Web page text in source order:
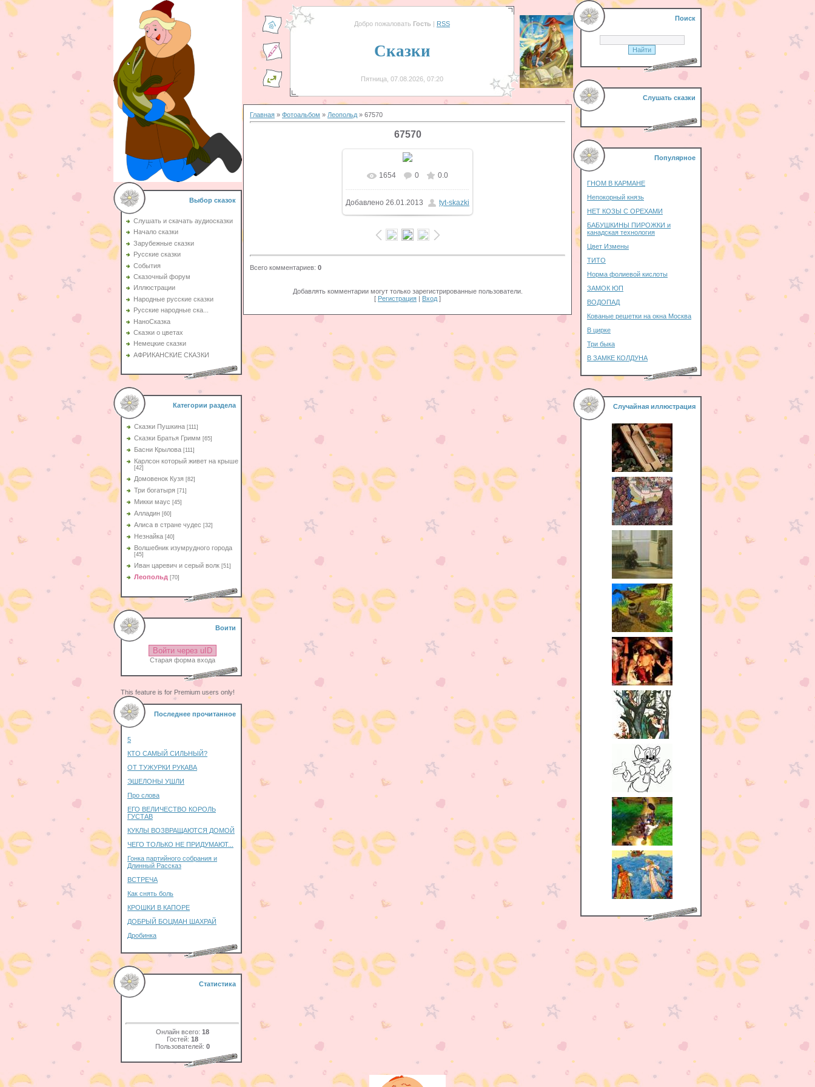
Выбор сказок
Слушать и скачать аудиосказки
Начало сказки
Зарубежные сказки
Русские сказки
События
Сказочный форум
Иллюстрации
Народные русские сказки
Русские народные ска...
НаноСказка
Сказки о цветах
Немецкие сказки
АФРИКАНСКИЕ СКАЗКИ
Категории раздела
Сказки Пушкина [111]
Сказки Братья Гримм [65]
Басни Крылова [111]
Карлсон который живет на крыше
[42]
Домовенок Кузя [82]
Три богатыря [71]
Микки маус [45]
Алладин [60]
Aлиса в стране чудес [32]
Незнайка [40]
Волшебник изумрудного города
[45]
Иван царевич и серый волк [51]
Леопольд [70]
Воити
Войти через uID
Старая форма входа
This feature is for Premium users only!
Последнее прочитанное
5
КТО САМЫЙ СИЛЬНЫЙ?
ОТ ТУЖУРКИ РУКАВА
ЭШЕЛОНЫ УШЛИ
Про слова
ЕГО ВЕЛИЧЕСТВО КОРОЛЬ
ГУСТАВ
КУКЛЫ ВОЗВРАЩАЮТСЯ ДОМОЙ
ЧЕГО ТОЛЬКО НЕ ПРИДУМАЮТ...
Гонка партийного собрания и
Длинный Рассказ
ВСТРЕЧА
Как снять боль
КРОШКИ В КАПОРЕ
ДОБРЫЙ БОЦМАН ШАХРАЙ
Дробинка
Статистика
Онлайн всего: 18
Гостей: 18
Пользователей: 0
Добро пожаловать Гость | RSS
Сказки
Пятница, 07.08.2026, 07:20
Главная » Фотоальбом » Леопольд » 67570
67570
1654 0 0.0
Добавлено 26.01.2013 tyt-skazki
Всего комментариев: 0
Добавлять комментарии могут только зарегистрированные пользователи.
[ Регистрация | Вход ]
Поиск
Слушать сказки
Популярное
ГНОМ В КАРМАНЕ
Непокорный князь
НЕТ КОЗЫ С ОРЕХАМИ
БАБУШКИНЫ ПИРОЖКИ и
канадская технология
Цвет Измены
ТИТО
Норма фолиевой кислоты
ЗАМОК ЮП
ВОДОПАД
Кованые решетки на окна Москва
В цирке
Три быка
В ЗАМКЕ КОЛДУНА
Случайная иллюстрация